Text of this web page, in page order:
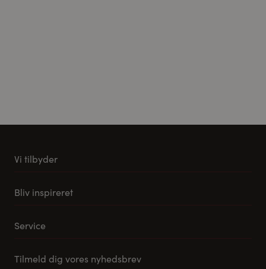
Vi tilbyder
Køkkener
Tilbehør og reservedele
Bliv inspireret
Vores stuemøbel koncept
Service
Leveringsmuligheder
Tilmeld dig vores nyhedsbrev